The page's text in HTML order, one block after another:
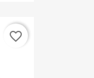
favorite_border